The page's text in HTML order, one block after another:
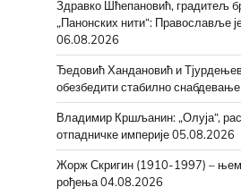
Здравко Шћепановић, градитељ
„Панонских нити“: Православље
06.08.2026
Ђедовић Хандановић и
обезбедити стабилно
Владимир Кршљанин: „Олуја“,
отпадничке империје05.08.2026
Жорж Скригин (1910-1997) –
рођења04.08.2026